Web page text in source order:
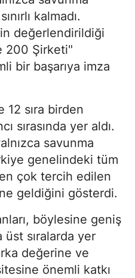
kalmadı.
değerlendirildiği
200 Şirketi"
bir başarıya imza
12 sıra birden
sırasında yer aldı.
savunma
genelindeki tüm
çok tercih edilen
geldiğini gösterdi.
böylesine geniş
üst sıralarda yer
değerine ve
önemli katkı